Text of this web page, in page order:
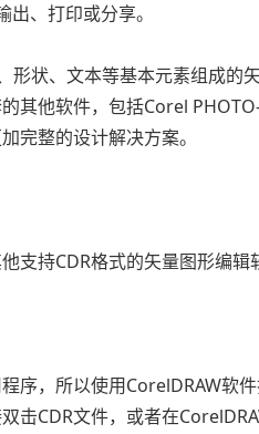
、打印或分享。
形状、文本等基本元素组成的
其他软件，包括Corel
完整的设计解决方案。
支持CDR格式的矢量图形编辑
序，所以使用CorelDRAW软
击CDR文件，或者在